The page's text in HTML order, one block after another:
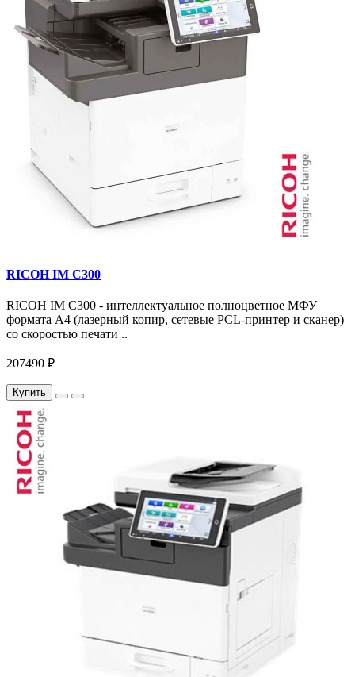
RICOH IM C300
RICOH IM C300 - интеллектуальное полноцветное МФУ
формата А4 (лазерный копир, сетевые PCL-принтер и сканер)
со скоростью печати ..
207490 ₽
Купить